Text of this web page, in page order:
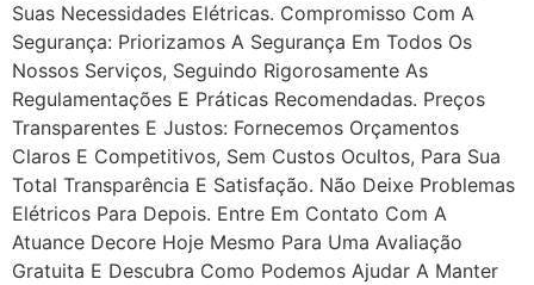
Suas Necessidades Elétricas. Compromisso Com A
Segurança: Priorizamos A Segurança Em Todos Os
Nossos Serviços, Seguindo Rigorosamente As
Regulamentações E Práticas Recomendadas. Preços
Transparentes E Justos: Fornecemos Orçamentos
Claros E Competitivos, Sem Custos Ocultos, Para Sua
Total Transparência E Satisfação. Não Deixe Problemas
Elétricos Para Depois. Entre Em Contato Com A
Atuance Decore Hoje Mesmo Para Uma Avaliação
Gratuita E Descubra Como Podemos Ajudar A Manter